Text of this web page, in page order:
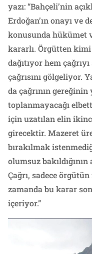
yazı: “Bahçeli’nin
Erdoğan’ın onayı ve
konusunda hükümet
kararlı. Örgütten
dağıtıyor hem
çağrısını gölgeliyor.
da çağrının
toplanmayacağı
için uzatılan elin
girecektir. Mazeret
bırakılmak
olumsuz
Çağrı, sadece
zamanda bu karar
içeriyor.”